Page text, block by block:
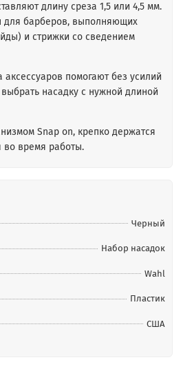
длину среза 1,5 или 4,5 мм.
для барберов, выполняющих
и стрижки со сведением
помогают без усилий
насадку с нужной длиной
Snap on, крепко держатся
во время работы.
Черный
Набор насадок
Wahl
Пластик
США